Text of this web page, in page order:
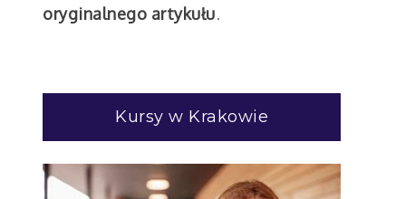
oryginalnego artykułu.
Kursy w Krakowie